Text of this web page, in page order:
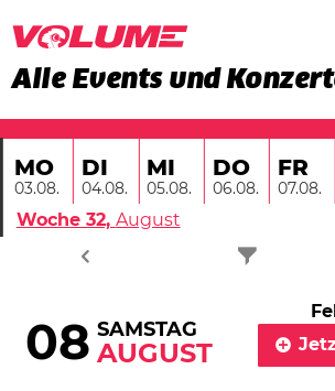
Alle Events und
Woche 32, August
MO
03.08.
DI
04.08.
MI
05.08.
DO
06.08.
FR
07.08.
08 SAMSTAG
AUGUST